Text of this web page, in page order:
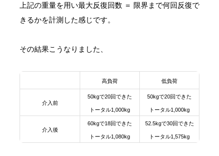
上記の重量を用い最大反復回数 ＝ 限界まで何回反復で
きるかを計測した感じです。
その結果こうなりました、
高負荷 低負荷
介入前
50kgで20回できた
トータル1,000kg
50kgで20回できた
トータル1,000kg
介入後
60kgで18回できた
トータル1,080kg
52.5kgで30回できた
トータル1,575kg